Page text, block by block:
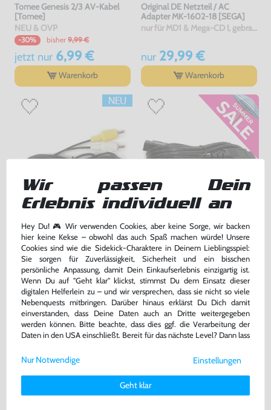
Tomee Genesis 2/3 AV-Kabel
[Tomee]
NEU & OVP
-30% bisher 9,99 €
jetzt nur6,99 €
Warenkorb
Original DE Netzteil / AC
Adapter MK-1602-18 [SEGA]
nur für MD1 & Mega-CD !, gebraucht
nur29,99 €
Warenkorb
AV Cinchkabel / Cinch Kabel
[Dritthersteller]
nur für MD1 !, ohne OVP, NEU
nur9,99 €
Warenkorb
Controller Verlängerung /
Verlängerungskabel / Extension
Cord [Dritthersteller]
ohne OVP, NEU
-20% bisher 9,99 €
jetzt nur7,99 €
Warenkorb
DAS HABEN ANDERE DAZU
Wir passen Dein
Erlebnis individuell an
Hey Du! 🎮 Wir verwenden Cookies, aber keine Sorge, wir backen
hier keine Kekse – obwohl das auch Spaß machen würde! Unsere
Cookies sind wie die Sidekick-Charaktere in Deinem Lieblingsspiel:
Sie sorgen für Zuverlässigkeit, Sicherheit und ein bisschen
persönliche Anpassung, damit Dein Einkaufserlebnis einzigartig ist.
Wenn Du auf "Geht klar" klickst, stimmst Du dem Einsatz dieser
digitalen Helferlein zu – und wir versprechen, dass sie nicht so viele
Nebenquests mitbringen. Darüber hinaus erklärst Du Dich damit
einverstanden, dass Deine Daten auch an Dritte weitergegeben
werden können. Bitte beachte, dass dies ggf. die Verarbeitung der
Daten in den USA einschließt. Bereit für das nächste Level? Dann lass
Weitere Informationen zu den von uns verwendeten Cookies und
Deinen Rechten als Nutzer findest Du in unsererDaten­schutz­
Impressum.
Einstellungen
Geht klar
Nur Notwendige